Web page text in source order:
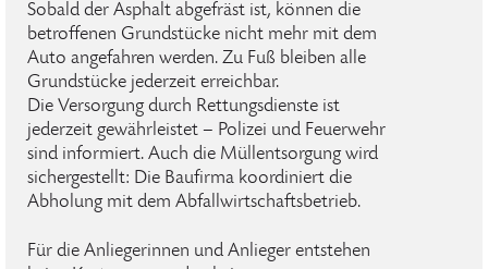
Sobald der Asphalt abgefräst ist, können die
betroffenen Grundstücke nicht mehr mit dem
Auto angefahren werden. Zu Fuß bleiben alle
Grundstücke jederzeit erreichbar.
Die Versorgung durch Rettungsdienste ist
jederzeit gewährleistet – Polizei und Feuerwehr
sind informiert. Auch die Müllentsorgung wird
sichergestellt: Die Baufirma koordiniert die
Abholung mit dem Abfallwirtschaftsbetrieb.
Für die Anliegerinnen und Anlieger entstehen